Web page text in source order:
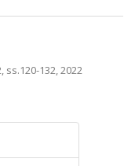
ss.120-132, 2022